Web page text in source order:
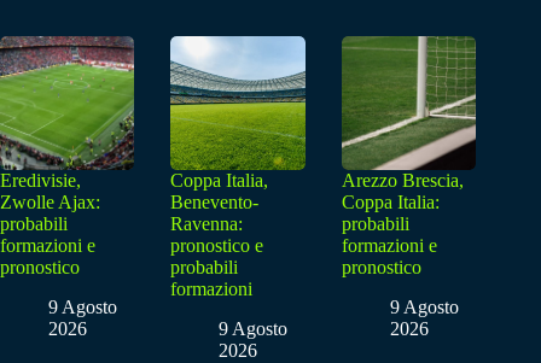
Eredivisie,
Zwolle Ajax:
probabili
formazioni e
pronostico
9 Agosto
2026
Coppa Italia,
Benevento-
Ravenna:
pronostico e
probabili
formazioni
9 Agosto
2026
Arezzo Brescia,
Coppa Italia:
probabili
formazioni e
pronostico
9 Agosto
2026